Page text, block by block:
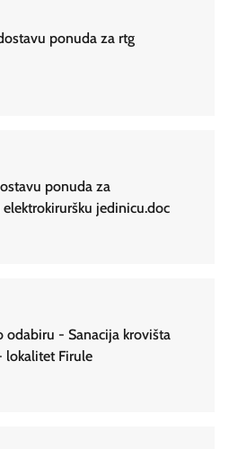
ponuda za rtg
ponuda za
jedinicu.doc
odabiru - Sanacija krovišta
lokalitet Firule